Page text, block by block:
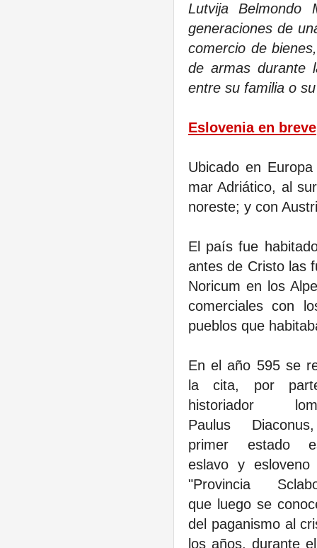
Lutvija Belmondo
generaciones de
comercio de
de armas durante
entre su familia o
Eslovenia en breve
Ubicado en
mar Adriático, al
noreste; y con
El país fue
antes de Cristo las
Noricum en los
comerciales con
pueblos que
En el año 595 se
la cita, por
historiador
Paulus
primer estado
eslavo y esloveno
"Provincia
que luego se
del paganismo al
los años, durante